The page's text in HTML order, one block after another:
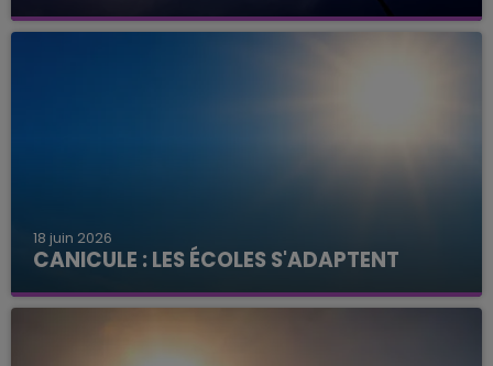
18 juin 2026
CANICULE : LES ÉCOLES S'ADAPTENT